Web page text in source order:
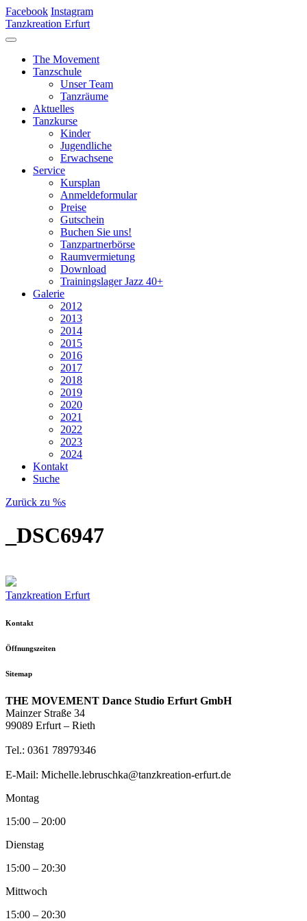
Facebook Instagram
Tanzkreation Erfurt
The Movement
Tanzschule
Unser Team
Tanzräume
Aktuelles
Tanzkurse
Kinder
Jugendliche
Erwachsene
Service
Kursplan
Anmeldeformular
Preise
Gutschein
Buchen Sie uns!
Tanzpartnerbörse
Raumvermietung
Download
Trainingslager Jazz 40+
Galerie
2012
2013
2014
2015
2016
2017
2018
2019
2020
2021
2022
2023
2024
Kontakt
Suche
Zurück zu %s
_DSC6947
Tanzkreation Erfurt
Kontakt
Öffnungszeiten
Sitemap
THE MOVEMENT Dance Studio Erfurt GmbH
Mainzer Straße 34
99089 Erfurt – Rieth
Tel.: 0361 78979346
E-Mail: Michelle.lebruschka@tanzkreation-erfurt.de
Montag
15:00 – 20:00
Dienstag
15:00 – 20:30
Mittwoch
15:00 – 20:30